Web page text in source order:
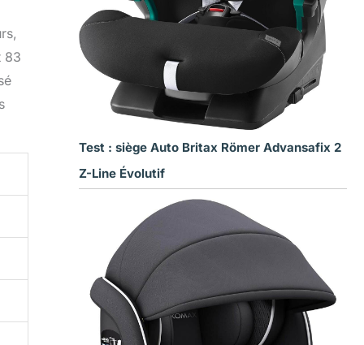
83
Test : siège Auto Britax Römer Advansafix 2
Z-Line Évolutif